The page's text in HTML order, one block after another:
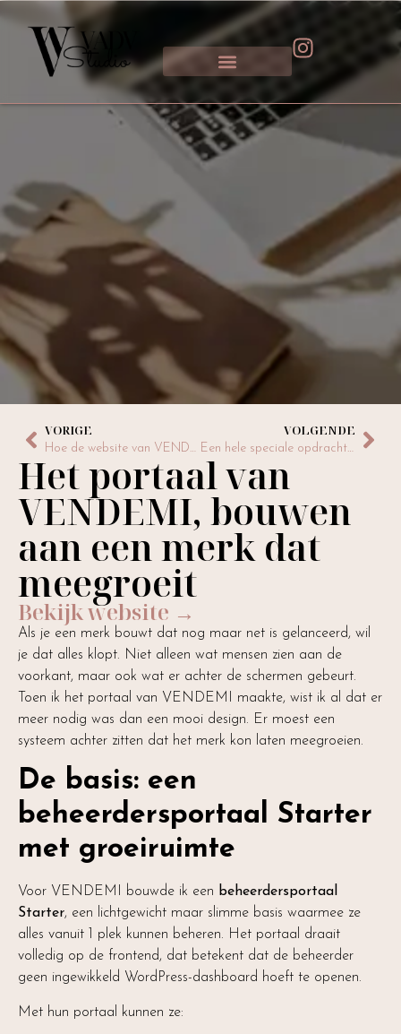
VORIGE
Hoe de website van VENDEMI ontstond, van idee tot online merk
VOLGENDE
Een hele speciale opdracht, de website van mijn moeder
Het portaal van
VENDEMI, bouwen
aan een merk dat
meegroeit
Bekijk website →
Als je een merk bouwt dat nog maar net is gelanceerd, wil
je dat alles klopt. Niet alleen wat mensen zien aan de
voorkant, maar ook wat er achter de schermen gebeurt.
Toen ik het portaal van VENDEMI maakte, wist ik al dat er
meer nodig was dan een mooi design. Er moest een
systeem achter zitten dat het merk kon laten meegroeien.
De basis: een
beheerdersportaal Starter
met groeiruimte
Voor VENDEMI bouwde ik een beheerdersportaal
Starter, een lichtgewicht maar slimme basis waarmee ze
alles vanuit 1 plek kunnen beheren. Het portaal draait
volledig op de frontend, dat betekent dat de beheerder
geen ingewikkeld WordPress-dashboard hoeft te openen.
Met hun portaal kunnen ze: